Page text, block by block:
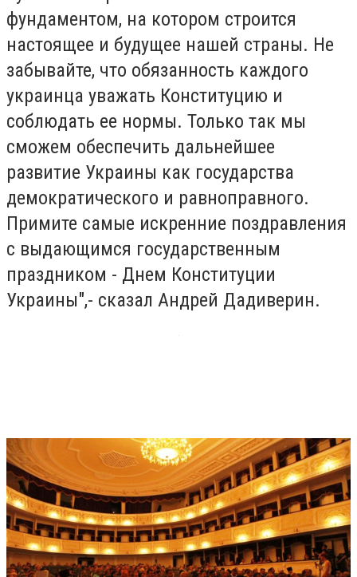
фундаментом, на котором строится
настоящее и будущее нашей страны. Не
забывайте, что обязанность каждого
украинца уважать Конституцию и
соблюдать ее нормы. Только так мы
сможем обеспечить дальнейшее
развитие Украины как государства
демократического и равноправного.
Примите самые искренние поздравления
с выдающимся государственным
праздником - Днем Конституции
Украины",- сказал Андрей Дадиверин.